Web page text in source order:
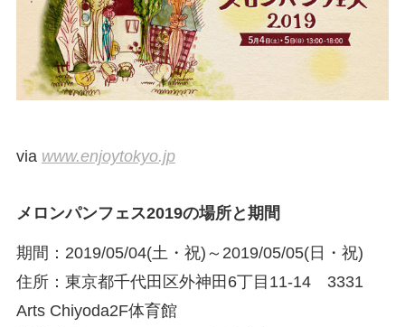
via www.enjoytokyo.jp
メロンパンフェス2019の場所と期間
期間：2019/05/04(土・祝)～2019/05/05(日・祝)
住所：東京都千代田区外神田6丁目11-14 3331
Arts Chiyoda2F体育館